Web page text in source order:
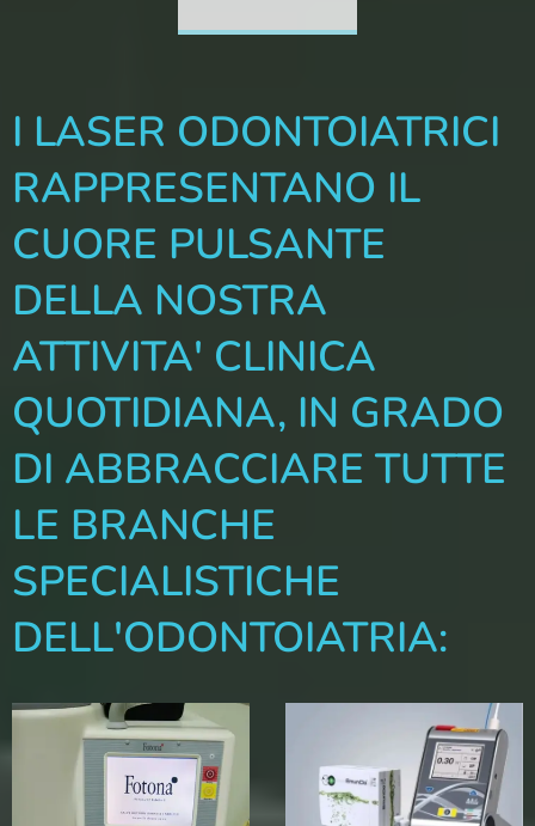
I LASER ODONTOIATRICI
RAPPRESENTANO IL
CUORE PULSANTE
DELLA NOSTRA
ATTIVITA' CLINICA
QUOTIDIANA, IN GRADO
DI ABBRACCIARE TUTTE
LE BRANCHE
SPECIALISTICHE
DELL'ODONTOIATRIA: